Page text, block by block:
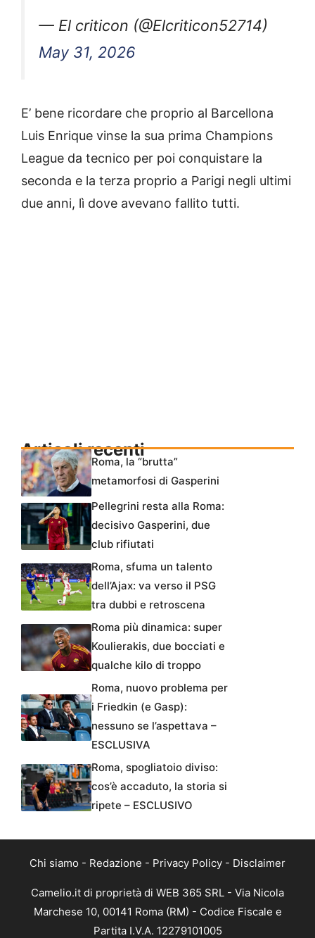
— El criticon (@Elcriticon52714)
May 31, 2026
E’ bene ricordare che proprio al Barcellona
Luis Enrique vinse la sua prima Champions
League da tecnico per poi conquistare la
seconda e la terza proprio a Parigi negli ultimi
due anni, lì dove avevano fallito tutti.
Articoli recenti
Roma, la “brutta”
metamorfosi di Gasperini
Pellegrini resta alla Roma:
decisivo Gasperini, due
club rifiutati
Roma, sfuma un talento
dell’Ajax: va verso il PSG
tra dubbi e retroscena
Roma più dinamica: super
Koulierakis, due bocciati e
qualche kilo di troppo
Roma, nuovo problema per
i Friedkin (e Gasp):
nessuno se l’aspettava –
ESCLUSIVA
Roma, spogliatoio diviso:
cos’è accaduto, la storia si
ripete – ESCLUSIVO
Chi siamo - Redazione - Privacy Policy - Disclaimer
Camelio.it di proprietà di WEB 365 SRL - Via Nicola
Marchese 10, 00141 Roma (RM) - Codice Fiscale e
Partita I.V.A. 12279101005